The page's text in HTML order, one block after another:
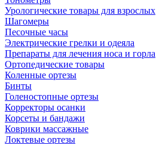
Урологические товары для взрослых
Шагомеры
Песочные часы
Электрические грелки и одеяла
Препараты для лечения носа и горла
Ортопедические товары
Коленные ортезы
Бинты
Голеностопные ортезы
Корректоры осанки
Корсеты и бандажи
Коврики массажные
Локтевые ортезы